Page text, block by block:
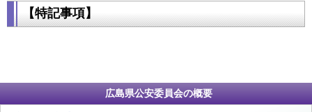
【特記事項】
広島県公安委員会の概要